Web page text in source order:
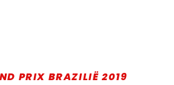
PRIX BRAZILIË 2019